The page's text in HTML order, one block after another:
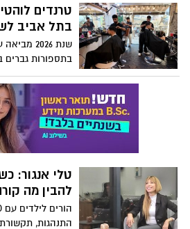
מעבר לכביש.
עבודה, הקרבה
ושלישית כתל
לשלושת המקומות
טרנדים
בתל אביב לשנת
שנת
בתספורות גברים
סגנון עירוני
צעירים בעיר
לאווירה התוססת
ברברשופ מזהים
עכשיו ומציעים
בנוסף לכך,
ביטוי אישי
למצוא את הסגנון
טלי אנגור:
להבין מה
התנהגות,